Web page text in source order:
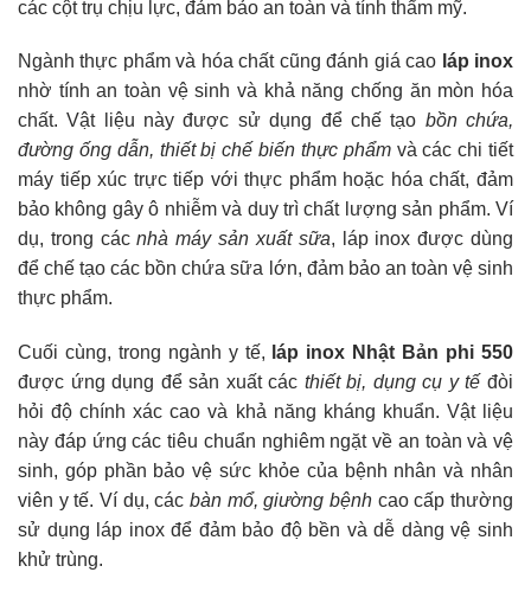
các cột trụ chịu lực, đảm bảo an toàn và tính thẩm mỹ.
Ngành thực phẩm và hóa chất cũng đánh giá cao láp inox
nhờ tính an toàn vệ sinh và khả năng chống ăn mòn hóa
chất. Vật liệu này được sử dụng để chế tạo bồn chứa,
đường ống dẫn, thiết bị chế biến thực phẩmvà các chi tiết
máy tiếp xúc trực tiếp với thực phẩm hoặc hóa chất, đảm
bảo không gây ô nhiễm và duy trì chất lượng sản phẩm. Ví
dụ, trong cácnhà máy sản xuất sữa, láp inox được dùng
để chế tạo các bồn chứa sữa lớn, đảm bảo an toàn vệ sinh
thực phẩm.
Cuối cùng, trong ngành y tế, láp inox Nhật Bản phi 550
được ứng dụng để sản xuất các thiết bị, dụng cụ y tế đòi
hỏi độ chính xác cao và khả năng kháng khuẩn. Vật liệu
này đáp ứng các tiêu chuẩn nghiêm ngặt về an toàn và vệ
sinh, góp phần bảo vệ sức khỏe của bệnh nhân và nhân
viên y tế. Ví dụ, các bàn mổ, giường bệnh cao cấp thường
sử dụng láp inox để đảm bảo độ bền và dễ dàng vệ sinh
khử trùng.